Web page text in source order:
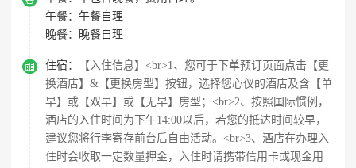
午餐： 午餐自理
晚餐：
晚餐自理
 住宿：
【入住信息】<br>1、您可于下单预订页面点击【更
换酒店】&【更换房型】按钮，选择您心仪的酒店及含【单
早】或【双早】或【无早】房型；<br>2、按照国际惯例，
酒店的入住时间为下午14:00以后，若您的抵达时间较早，
建议您将行李寄存前台后自由活动。<br>3、酒店在办理入
住时会收取一定数量押金，入住时请携带信用卡或现金用